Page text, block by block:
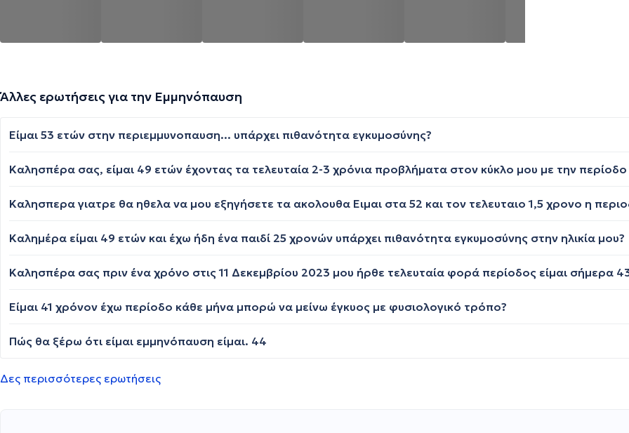
Άλλες ερωτήσεις για την Εμμηνόπαυση
Είμαι 53 ετών στην περιεμμυνοπαυση... υπάρχει πιθανότητα εγκυμοσύνης?
Καλημέρα είμαι 49 ετών και έχω ήδη ένα παιδί 25 χρονών υπάρχει πιθανότητα εγκυμοσύνης στην ηλικία μου?
Είμαι 41 χρόνον έχω περίοδο κάθε μήνα μπορώ να μείνω έγκυος με φυσιολογικό τρόπο?
Πώς θα ξέρω ότι είμαι εμμηνόπαυση είμαι. 44
Δες περισσότερες ερωτήσεις